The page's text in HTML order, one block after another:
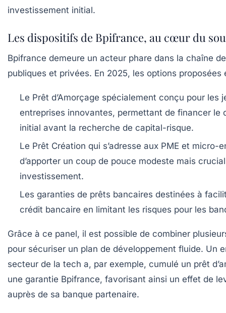
investissement initial.
Les dispositifs de Bpifrance, au cœur du
Bpifrance demeure un acteur phare dans la chaîne
publiques et privées. En 2025, les options proposées
Le Prêt d’Amorçage spécialement conçu pour les
entreprises innovantes, permettant de financer le
initial avant la recherche de capital-risque.
Le Prêt Création qui s’adresse aux PME et micro-
d’apporter un coup de pouce modeste mais
investissement.
Les garanties de prêts bancaires destinées à
crédit bancaire en limitant les risques pour les
Grâce à ce panel, il est possible de combiner
pour sécuriser un plan de développement fluide. Un
secteur de la tech a, par exemple, cumulé un prêt
une garantie Bpifrance, favorisant ainsi un effet de
auprès de sa banque partenaire.